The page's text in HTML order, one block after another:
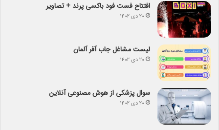
افتتاح فست فود باکسی پرند + تصاویر
۲۰ دی ۱۴۰۲
لیست مشاغل جاب آفر آلمان
۲۰ دی ۱۴۰۲
سوال پزشکی از هوش مصنوعی آنلاین
۲۰ دی ۱۴۰۲